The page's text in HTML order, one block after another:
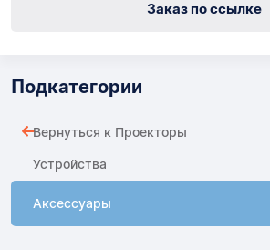
Заказ по ссылке
Подкатегории
Вернуться к Проекторы
Устройства
Аксессуары